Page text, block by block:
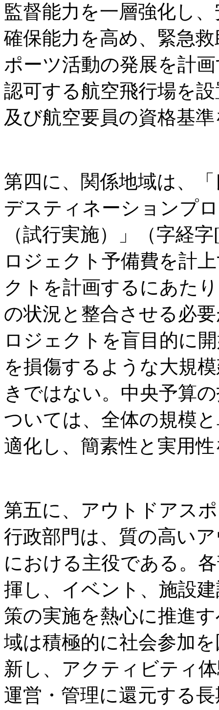
監督能力を一層強化し
確保能力を高め、緊急
ポーツ活動の発展を計
認可する航空飛行場を
及び航空要員の資格基
第四に、関係地域は、
デスティネーションプ
（試行実施）」（字経
ロジェクト予備費を計
クトを計画するにあた
の状況と整合させる必
ロジェクトを盲目的に
を損傷するような大規
きではない。中央予算
ついては、全体の規模
適化し、簡素性と実用
第五に、アウトドアス
行政部門は、質の高い
における主役である。
揮し、イベント、施設
策の実施を熱心に推進
域は積極的に社会参加
新し、アクティビティ
運営・管理に還元する